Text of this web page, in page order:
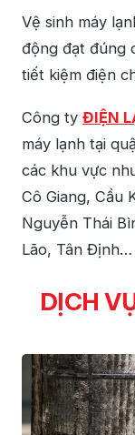
Vệ sinh máy
động đạt đúng
tiết kiệm điện
Công ty ĐIỆN
máy lạnh tại
các khu vực
Cô Giang, Cầu
Nguyễn Thái
Lão, Tân Định…
DỊCH